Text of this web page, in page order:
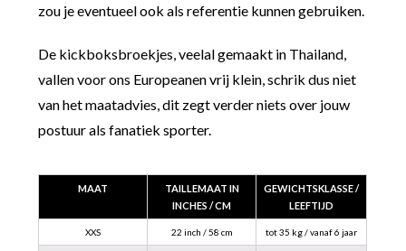
zou je eventueel ook als referentie kunnen gebruiken.
De kickboksbroekjes, veelal gemaakt in Thailand,
vallen voor ons Europeanen vrij klein, schrik dus niet
van het maatadvies, dit zegt verder niets over jouw
postuur als fanatiek sporter.
MAAT
TAILLEMAAT IN
INCHES / CM
GEWICHTSKLASSE /
LEEFTIJD
XXS 22 inch / 58 cm tot 35 kg / vanaf 6 jaar